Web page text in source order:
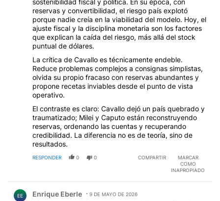
sostenibilidad fiscal y política. En su época, con
reservas y convertibilidad, el riesgo país explotó
porque nadie creía en la viabilidad del modelo. Hoy, el
ajuste fiscal y la disciplina monetaria son los factores
que explican la caída del riesgo, más allá del stock
puntual de dólares.
La crítica de Cavallo es técnicamente endeble.
Reduce problemas complejos a consignas simplistas,
olvida su propio fracaso con reservas abundantes y
propone recetas inviables desde el punto de vista
operativo.
El contraste es claro: Cavallo dejó un país quebrado y
traumatizado; Milei y Caputo están reconstruyendo
reservas, ordenando las cuentas y recuperando
credibilidad. La diferencia no es de teoría, sino de
resultados.
RESPONDER 0 0 COMPARTIR
MARCAR
COMO
INAPROPIADO
EE Enrique Eberle 9 DE MAYO DE 2026